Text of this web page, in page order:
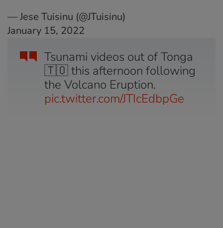
Tsunami videos out of Tonga
🇹🇴 this afternoon following
the Volcano Eruption.
pic.twitter.com/JTIcEdbpGe
— Jese Tuisinu (@JTuisinu)
January 15, 2022